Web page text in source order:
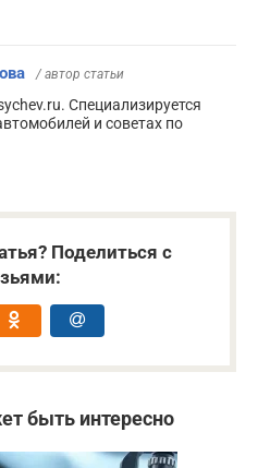
/ автор статьи
Специализируется
и советах по
Поделиться с
быть интересно